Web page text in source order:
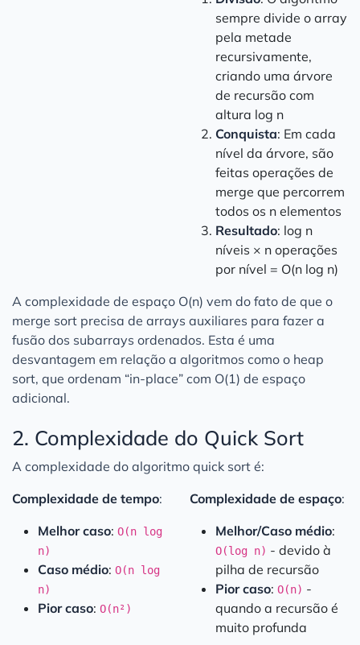
sempre divide o array
pela metade
recursivamente,
criando uma árvore
de recursão com
altura log n
Conquista: Em cada
nível da árvore, são
feitas operações de
merge que percorrem
todos os n elementos
Resultado: log n
níveis × n operações
por nível = O(n log n)
A complexidade de espaço O(n) vem do fato de que o
merge sort precisa de arrays auxiliares para fazer a
fusão dos subarrays ordenados. Esta é uma
desvantagem em relação a algoritmos como o heap
sort, que ordenam “in-place” com O(1) de espaço
adicional.
2. Complexidade do Quick Sort
A complexidade do algoritmo quick sort é:
Complexidade de tempo:
Melhor caso: O(n log
n)
Caso médio: O(n log
n)
Pior caso: O(n²)
Complexidade de espaço:
Melhor/Caso médio:
O(log n) - devido à
pilha de recursão
Pior caso: O(n) -
quando a recursão é
muito profunda